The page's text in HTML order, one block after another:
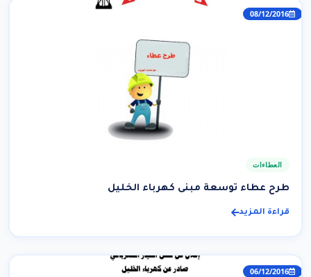
08/12/2016
العطاءات
طرح عطاء توسعة مبنى كهرباء الخليل
قراءة المزيد
06/12/2016